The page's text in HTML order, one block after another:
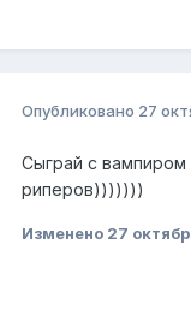
Опубликовано 27
Сыграй с вампиром
риперов)))))))
Изменено 27